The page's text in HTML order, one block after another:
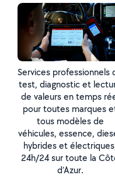
Services professionnels
test, diagnostic et
de valeurs en temps
pour toutes marques
tous modèles de
véhicules, essence,
hybrides et
24h/24 sur toute la
d’Azur.